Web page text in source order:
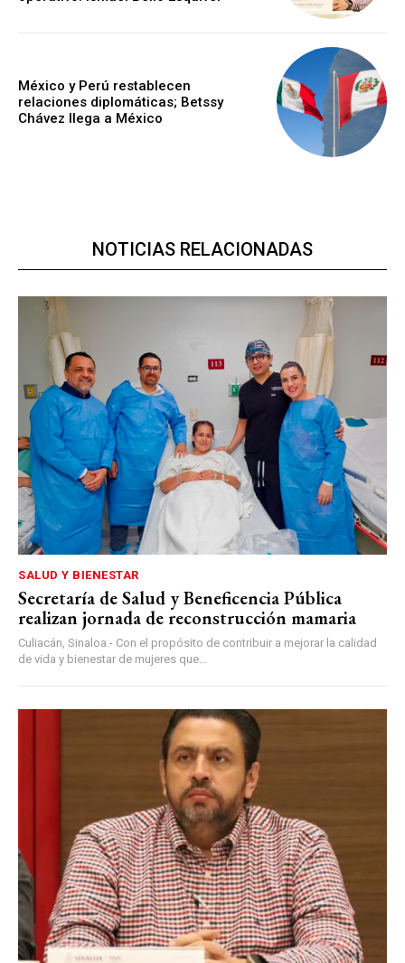
México y Perú restablecen
relaciones diplomáticas; Betssy
Chávez llega a México
NOTICIAS RELACIONADAS
SALUD Y BIENESTAR
Secretaría de Salud y Beneficencia Pública
realizan jornada de reconstrucción mamaria
Culiacán, Sinaloa.- Con el propósito de contribuir a mejorar la calidad
de vida y bienestar de mujeres que...